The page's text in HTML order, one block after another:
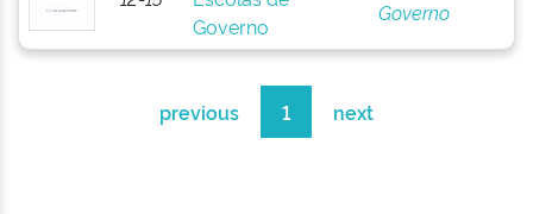
Governo
Governo
previous 1 next